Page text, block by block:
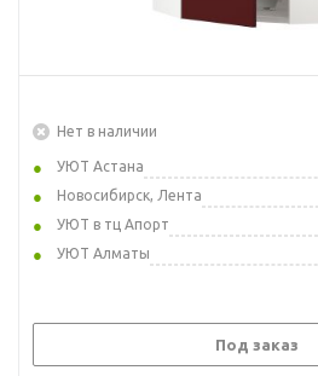
Нет в наличии
УЮТ Астана
Новосибирск, Лента
УЮТ в тц Апорт
УЮТ Алматы
Под заказ